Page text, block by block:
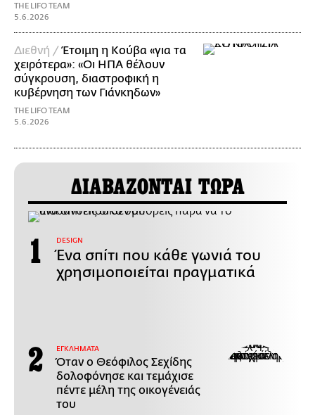
THE LIFO TEAM
5.6.2026
Διεθνή /Έτοιμη η Κούβα «για τα
χειρότερα»: «Οι ΗΠΑ θέλουν
σύγκρουση, διαστροφική η
κυβέρνηση των Γιάνκηδων»
THE LIFO TEAM
5.6.2026
ΔΙΑΒΑΖΟΝΤΑΙ ΤΩΡΑ
DESIGN
Ένα σπίτι που κάθε γωνιά του
χρησιμοποιείται πραγματικά
ΕΓΚΛΗΜΑΤΑ
Όταν ο Θεόφιλος Σεχίδης
δολοφόνησε και τεμάχισε
πέντε μέλη της οικογένειάς
του